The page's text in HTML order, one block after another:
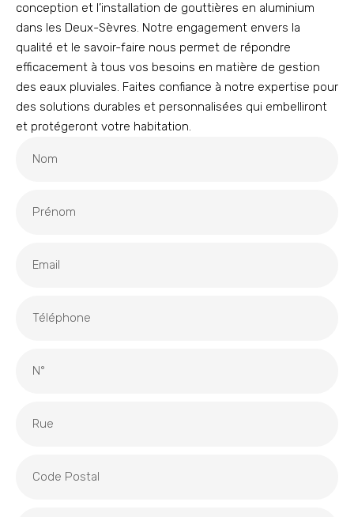
conception et l’installation de gouttières en aluminium
dans les Deux-Sèvres. Notre engagement envers la
qualité et le savoir-faire nous permet de répondre
efficacement à tous vos besoins en matière de gestion
des eaux pluviales. Faites confiance à notre expertise pour
des solutions durables et personnalisées qui embelliront
et protégeront votre habitation.